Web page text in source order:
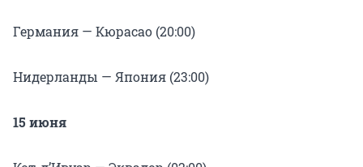
Германия — Кюрасао (20:00)
Нидерланды — Япония (23:00)
15 июня